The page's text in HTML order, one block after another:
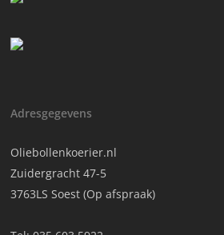
Adresgegevens
Oliebollenkoerier.nl
Zuidergracht 47-5
3763LS Soest (Op afspraak)